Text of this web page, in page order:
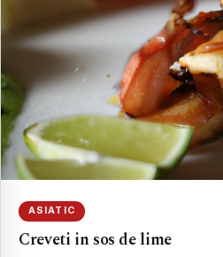
ASIATIC
Creveti in sos de lime